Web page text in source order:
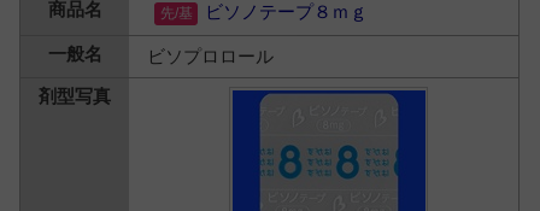
ビソノテープ８ｍｇ
ビソプロロール